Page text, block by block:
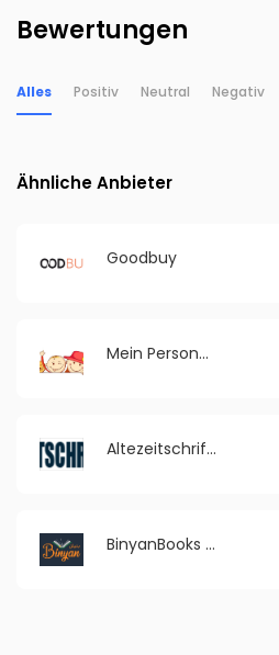
Bewertungen
Alles Positiv Neutral Negativ
Ähnliche Anbieter
Goodbuy
Mein Personalisiertes Kinderbuch
Altezeitschriften
BinyanBooks مكتبة بنيان